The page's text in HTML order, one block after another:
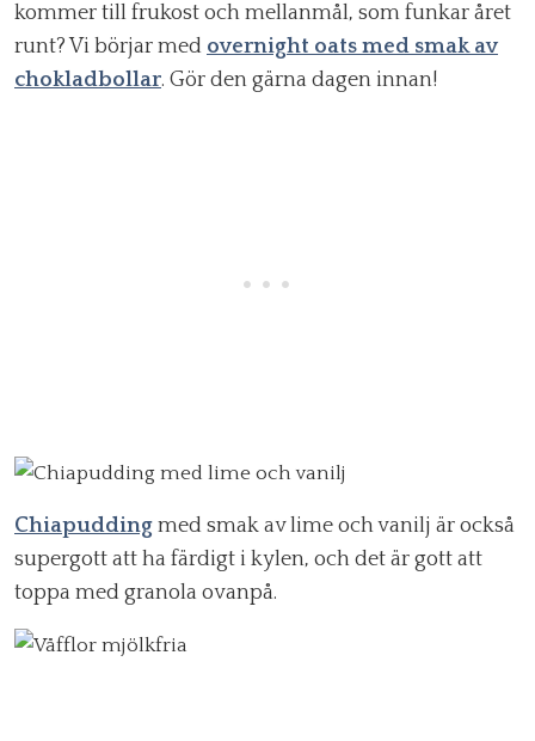
kommer till frukost och mellanmål, som funkar året
runt? Vi börjar med overnight oats med smak av
chokladbollar. Gör den gärna dagen innan!
Chiapudding med smak av lime och vanilj är också
supergott att ha färdigt i kylen, och det är gott att
toppa med granola ovanpå.